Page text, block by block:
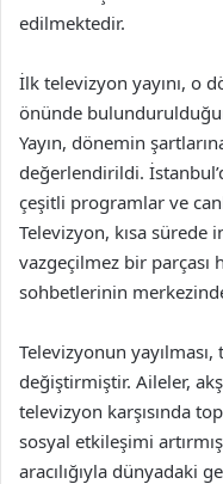
edilmektedir.
İlk televizyon yayını, o
önünde
Yayın, dönemin
değerlendirildi.
çeşitli programlar ve
Televizyon, kısa sürede
vazgeçilmez bir parçası
sohbetlerinin
Televizyonun
değiştirmiştir. Aileler,
televizyon karşısında
sosyal etkileşimi
aracılığıyla dünyadaki